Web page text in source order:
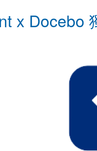
x Docebo